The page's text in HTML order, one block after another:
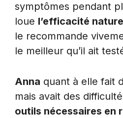
symptômes pendant
loue l’efficacité
le recommande
le meilleur qu’il ait
Anna quant à elle fait
mais avait des
outils nécessaires en